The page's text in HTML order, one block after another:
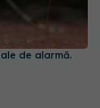
de alarmă.